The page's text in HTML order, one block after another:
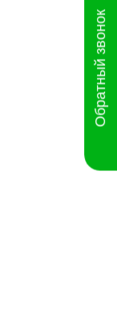
Обратный звонок